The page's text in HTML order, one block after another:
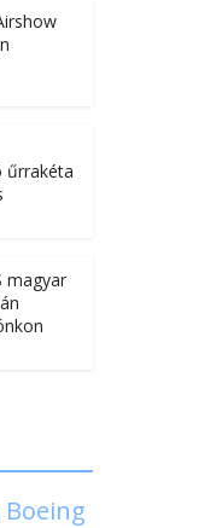
űrrakéta
magyar
Boeing